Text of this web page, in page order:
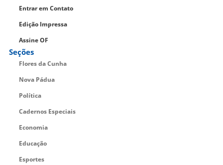
Entrar em Contato
Edição Impressa
Assine OF
Seções
Flores da Cunha
Nova Pádua
Política
Cadernos Especiais
Economia
Educação
Esportes